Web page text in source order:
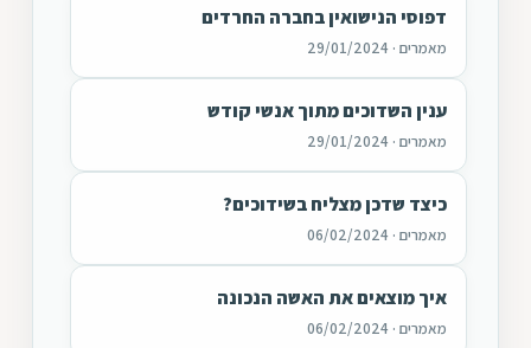
דפוסי הנישואין בחברה החרדים
מאמרים · 29/01/2024
ענין השדוכים מתוך אנשי קודש
מאמרים · 29/01/2024
כיצד שדכן מצליח בשידוכים?
מאמרים · 06/02/2024
איך מוצאים את האשה הנכונה
מאמרים · 06/02/2024